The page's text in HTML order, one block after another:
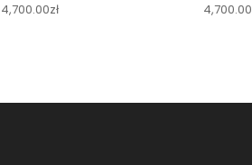
4,700.00zł
4,700.00